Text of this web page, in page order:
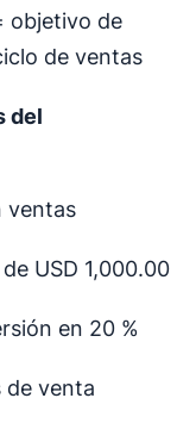
objetivo de
de ventas
del
ventas
USD 1,000.00
en 20 %
de venta